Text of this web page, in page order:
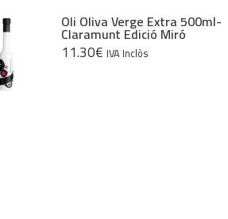
Oli Oliva Verge Extra 500ml-
Claramunt Edició Miró
11.30€ IVA Inclòs